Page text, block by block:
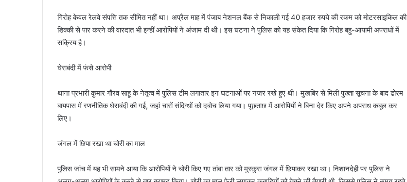
गिरोह केवल रेलवे संपत्ति तक सीमित नहीं था। अप्रैल माह में पंजाब नेशनल बैंक से निकाली गई 40 हजार रुपये की रकम को मोटरसाइकिल की
डिक्की से पार करने की वारदात भी इन्हीं आरोपियों ने अंजाम दी थी। इस घटना ने पुलिस को यह संकेत दिया कि गिरोह बहु-आयामी अपराधों में
सक्रिय है।
घेराबंदी में फंसे आरोपी
थाना प्रभारी कुमार गौरव साहू के नेतृत्व में पुलिस टीम लगातार इन घटनाओं पर नजर रखे हुए थी। मुखबिर से मिली पुख्ता सूचना के बाद ढोरम
बायपास में रणनीतिक घेराबंदी की गई, जहां चारों संदिग्धों को दबोच लिया गया। पूछताछ में आरोपियों ने बिना देर किए अपने अपराध कबूल कर
लिए।
जंगल में छिपा रखा था चोरी का माल
पुलिस जांच में यह भी सामने आया कि आरोपियों ने चोरी किए गए तांबा तार को मुस्कुरा जंगल में छिपाकर रखा था। निशानदेही पर पुलिस ने